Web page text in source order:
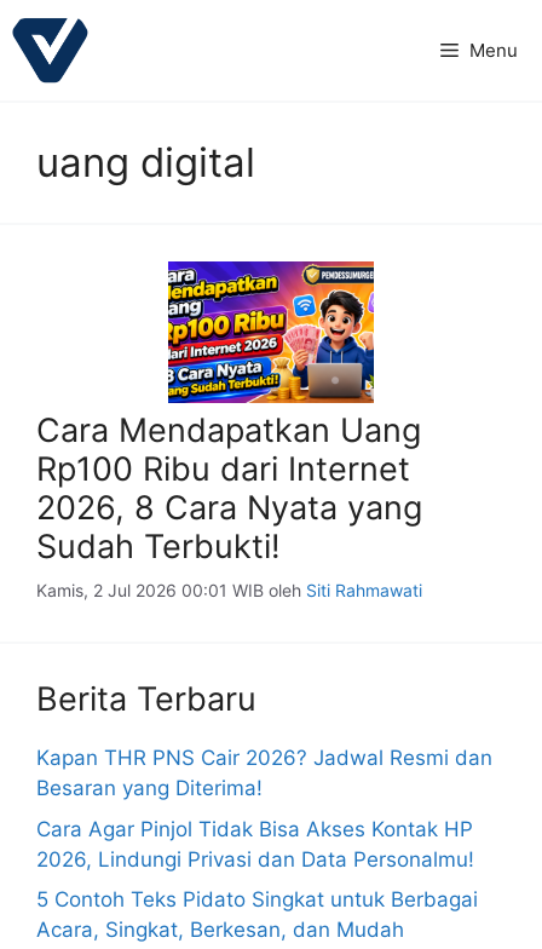
Langsung
ke
Menu
uang digital
Cara Mendapatkan Uang
Rp100 Ribu dari Internet
2026, 8 Cara Nyata yang
Sudah Terbukti!
Kamis, 2 Jul 2026 00:01 WIB oleh Siti Rahmawati
Berita Terbaru
Kapan THR PNS Cair 2026? Jadwal Resmi dan
Besaran yang Diterima!
Cara Agar Pinjol Tidak Bisa Akses Kontak HP
2026, Lindungi Privasi dan Data Personalmu!
5 Contoh Teks Pidato Singkat untuk Berbagai
Acara, Singkat, Berkesan, dan Mudah